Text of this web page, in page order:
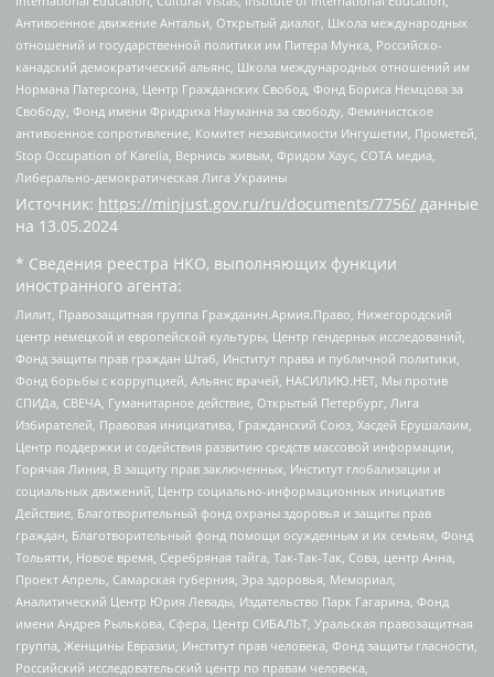
Антивоенное движение Антальи, Открытый диалог, Школа международных
отношений и государственной политики им Питера Мунка, Российско-
канадский демократический альянс, Школа международных отношений им
Нормана Патерсона, Центр Гражданских Свобод, Фонд Бориса Немцова за
Свободу, Фонд имени Фридриха Науманна за свободу, Феминистское
антивоенное сопротивление, Комитет независимости Ингушетии, Прометей,
Stop Occupation of Karelia, Вернись живым, Фридом Хаус, СОТА медиа,
Либерально-демократическая Лига Украины
Источник: https://minjust.gov.ru/ru/documents/7756/ данные
на 13.05.2024
* Сведения реестра НКО, выполняющих функции
иностранного агента:
Лилит, Правозащитная группа Гражданин.Армия.Право, Нижегородский
центр немецкой и европейской культуры, Центр гендерных исследований,
Фонд защиты прав граждан Штаб, Институт права и публичной политики,
Фонд борьбы с коррупцией, Альянс врачей, НАСИЛИЮ.НЕТ, Мы против
СПИДа, СВЕЧА, Гуманитарное действие, Открытый Петербург, Лига
Избирателей, Правовая инициатива, Гражданский Союз, Хасдей Ерушалаим,
Центр поддержки и содействия развитию средств массовой информации,
Горячая Линия, В защиту прав заключенных, Институт глобализации и
социальных движений, Центр социально-информационных инициатив
Действие, Благотворительный фонд охраны здоровья и защиты прав
граждан, Благотворительный фонд помощи осужденным и их семьям, Фонд
Тольятти, Новое время, Серебряная тайга, Так-Так-Так, Сова, центр Анна,
Проект Апрель, Самарская губерния, Эра здоровья, Мемориал,
Аналитический Центр Юрия Левады, Издательство Парк Гагарина, Фонд
имени Андрея Рылькова, Сфера, Центр СИБАЛЬТ, Уральская правозащитная
группа, Женщины Евразии, Институт прав человека, Фонд защиты гласности,
Российский исследовательский центр по правам человека,